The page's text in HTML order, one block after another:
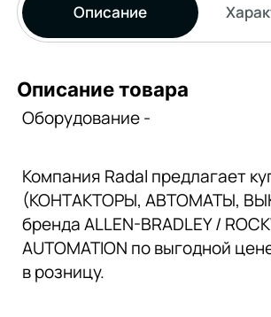
Описание
Описание товара
Оборудование -
Компания Radal предлагает
(КОНТАКТОРЫ, АВТОМАТЫ,
бренда ALLEN-BRADLEY /
AUTOMATION по выгодной
в розницу.